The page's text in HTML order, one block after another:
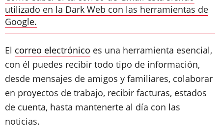
utilizado en la Dark Web con las herramientas de
Google.
El correo electrónico es una herramienta esencial,
con él puedes recibir todo tipo de información,
desde mensajes de amigos y familiares, colaborar
en proyectos de trabajo, recibir facturas, estados
de cuenta, hasta mantenerte al día con las
noticias.